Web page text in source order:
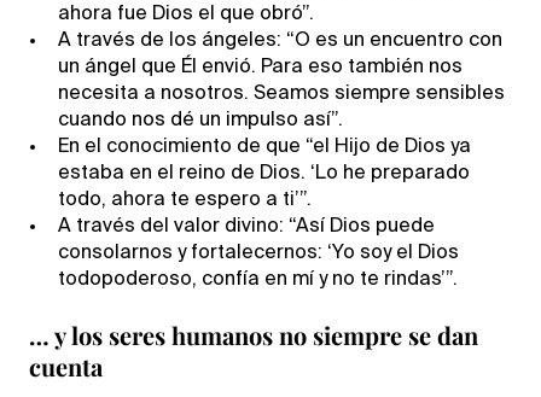
ahora fue Dios el que obró”.
A través de los ángeles: “O es un encuentro con
un ángel que Él envió. Para eso también nos
necesita a nosotros. Seamos siempre sensibles
cuando nos dé un impulso así”.
En el conocimiento de que “el Hijo de Dios ya
estaba en el reino de Dios. ‘Lo he preparado
todo, ahora te espero a ti’”.
A través del valor divino: “Así Dios puede
consolarnos y fortalecernos: ‘Yo soy el Dios
todopoderoso, confía en mí y no te rindas’”.
… y los seres humanos no siempre se dan
cuenta